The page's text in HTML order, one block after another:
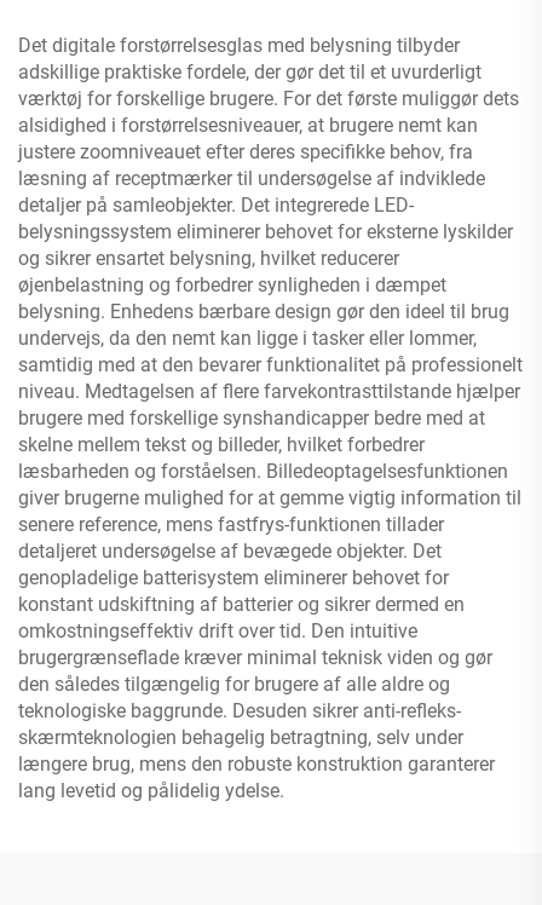
Det digitale forstørrelsesglas med belysning tilbyder
adskillige praktiske fordele, der gør det til et uvurderligt
værktøj for forskellige brugere. For det første muliggør dets
alsidighed i forstørrelsesniveauer, at brugere nemt kan
justere zoomniveauet efter deres specifikke behov, fra
læsning af receptmærker til undersøgelse af indviklede
detaljer på samleobjekter. Det integrerede LED-
belysningssystem eliminerer behovet for eksterne lyskilder
og sikrer ensartet belysning, hvilket reducerer
øjenbelastning og forbedrer synligheden i dæmpet
belysning. Enhedens bærbare design gør den ideel til brug
undervejs, da den nemt kan ligge i tasker eller lommer,
samtidig med at den bevarer funktionalitet på professionelt
niveau. Medtagelsen af flere farvekontrasttilstande hjælper
brugere med forskellige synshandicapper bedre med at
skelne mellem tekst og billeder, hvilket forbedrer
læsbarheden og forståelsen. Billedeoptagelsesfunktionen
giver brugerne mulighed for at gemme vigtig information til
senere reference, mens fastfrys-funktionen tillader
detaljeret undersøgelse af bevægede objekter. Det
genopladelige batterisystem eliminerer behovet for
konstant udskiftning af batterier og sikrer dermed en
omkostningseffektiv drift over tid. Den intuitive
brugergrænseflade kræver minimal teknisk viden og gør
den således tilgængelig for brugere af alle aldre og
teknologiske baggrunde. Desuden sikrer anti-refleks-
skærmteknologien behagelig betragtning, selv under
længere brug, mens den robuste konstruktion garanterer
lang levetid og pålidelig ydelse.